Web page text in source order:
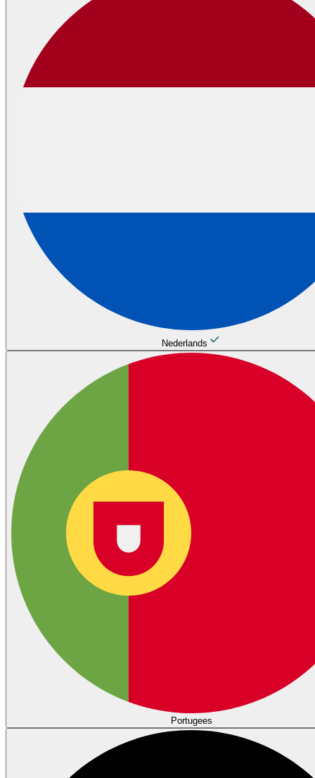
Nederlands
Portugees